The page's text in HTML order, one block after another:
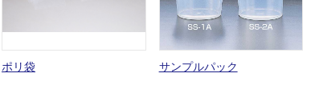
ポリ袋 サンプルパック